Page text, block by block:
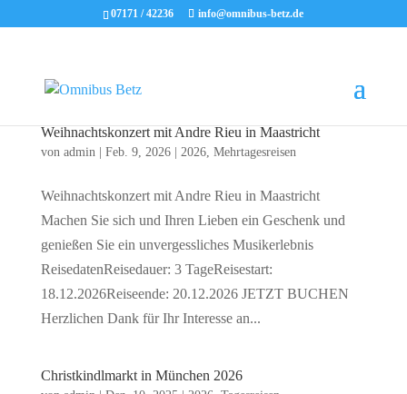
07171 / 42236 info@omnibus-betz.de
Weihnachtskonzert mit Andre Rieu in Maastricht
von admin| Feb. 9, 2026| 2026, Mehrtagesreisen
Weihnachtskonzert mit Andre Rieu in Maastricht
Machen Sie sich und Ihren Lieben ein Geschenk und
genießen Sie ein unvergessliches Musikerlebnis
ReisedatenReisedauer: 3 TageReisestart:
18.12.2026Reiseende: 20.12.2026 JETZT BUCHEN
Herzlichen Dank für Ihr Interesse an...
Christkindlmarkt in München 2026